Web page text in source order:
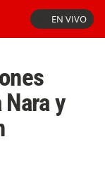
EN VIVO
y